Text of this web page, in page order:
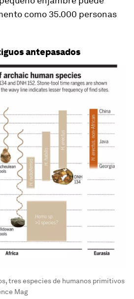
como 35.000 personas
antepasados
tres especies de humanos primitivos
Mag